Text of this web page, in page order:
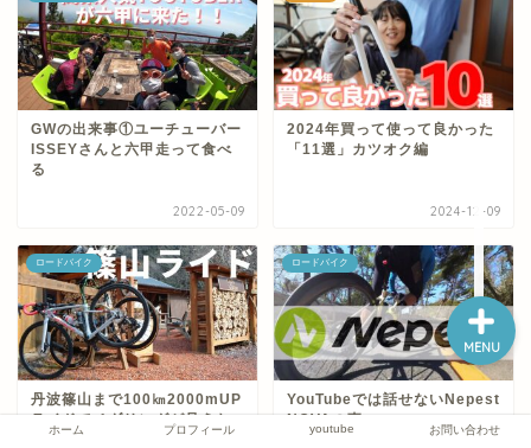
GWの出来事①ユーチューバー
ISSEYさんと六甲走って食べ
る
2022-05-09
2024年買って使って良かった
「11選」カツオク編
2024-12-09
ロードバイク
丹波篠山まで100㎞2000mUP
ライドでペダリングが見えた
かも
ロードバイク
YouTubeでは話せないNepest
NOVAの事
ホーム プロフィール youtube お問い合わせ
MENU
ホーム
プロフィール
youtube
お問い合わせ